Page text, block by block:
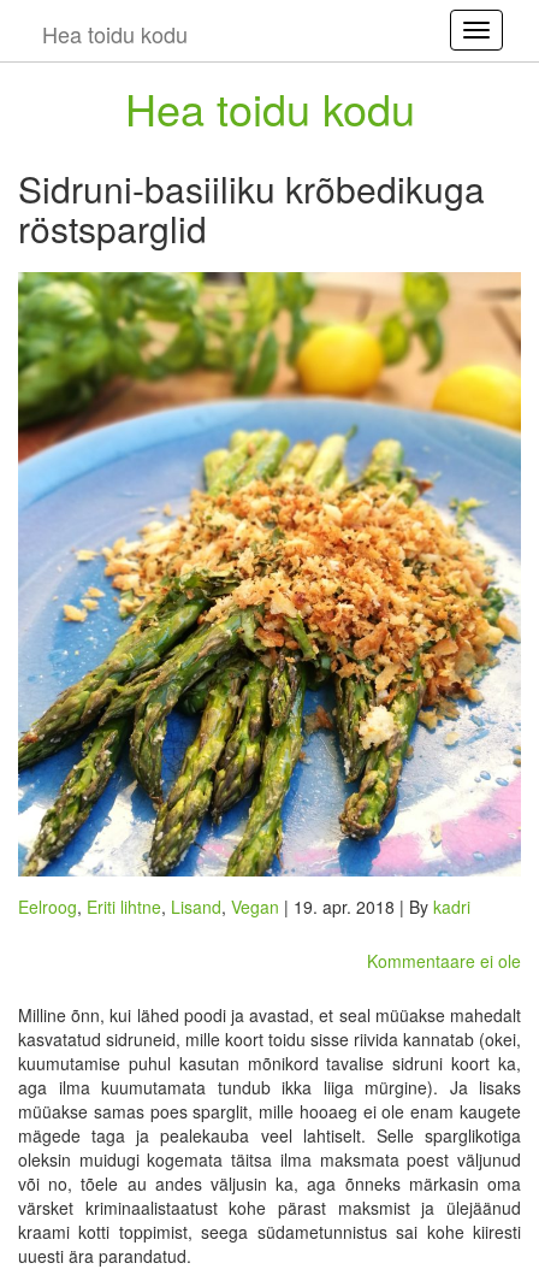
Hea toidu kodu
Hea toidu kodu
Sidruni-basiiliku krõbedikuga
röstsparglid
Eelroog, Eriti lihtne, Lisand, Vegan | 19. apr. 2018 | By kadri
Kommentaare ei ole
Milline õnn, kui lähed poodi ja avastad, et seal müüakse mahedalt
kasvatatud sidruneid, mille koort toidu sisse riivida kannatab (okei,
kuumutamise puhul kasutan mõnikord tavalise sidruni koort ka,
aga ilma kuumutamata tundub ikka liiga mürgine). Ja lisaks
müüakse samas poes sparglit, mille hooaeg ei ole enam kaugete
mägede taga ja pealekauba veel lahtiselt. Selle sparglikotiga
oleksin muidugi kogemata täitsa ilma maksmata poest väljunud
või no, tõele au andes väljusin ka, aga õnneks märkasin oma
värsket kriminaalistaatust kohe pärast maksmist ja ülejäänud
kraami kotti toppimist, seega südametunnistus sai kohe kiiresti
uuesti ära parandatud.